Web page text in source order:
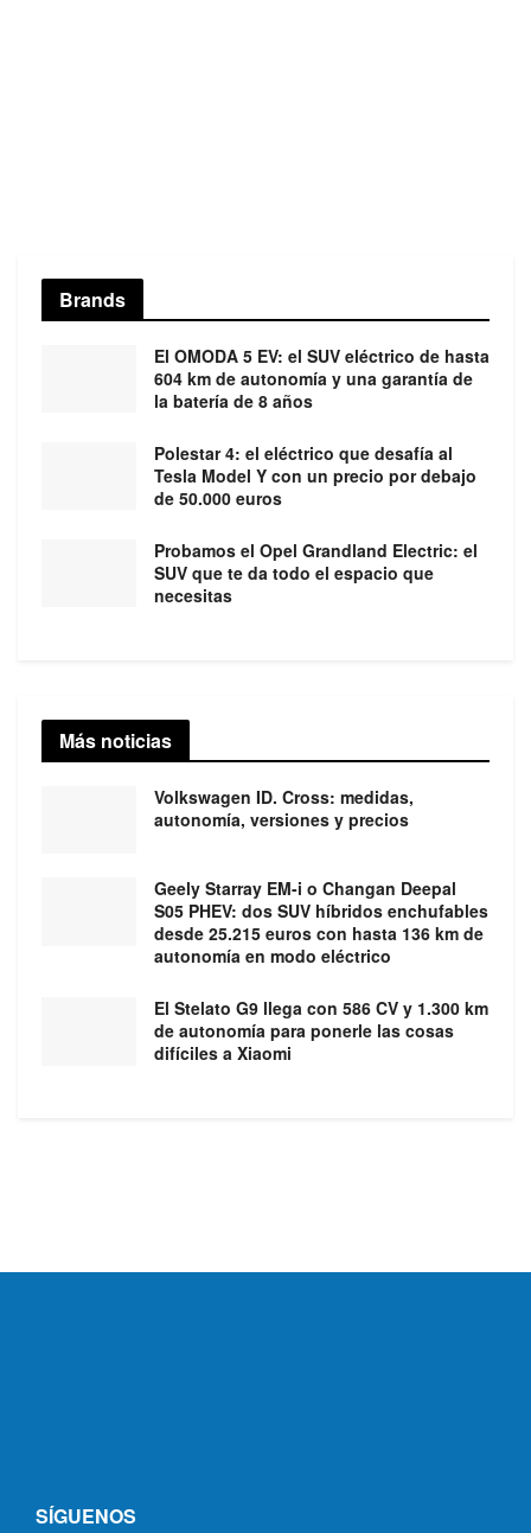
Brands
El OMODA 5 EV: el SUV eléctrico de hasta
604 km de autonomía y una garantía de
la batería de 8 años
Polestar 4: el eléctrico que desafía al
Tesla Model Y con un precio por debajo
de 50.000 euros
Probamos el Opel Grandland Electric: el
SUV que te da todo el espacio que
necesitas
Más noticias
Volkswagen ID. Cross: medidas,
autonomía, versiones y precios
Geely Starray EM-i o Changan Deepal
S05 PHEV: dos SUV híbridos enchufables
desde 25.215 euros con hasta 136 km de
autonomía en modo eléctrico
El Stelato G9 llega con 586 CV y 1.300 km
de autonomía para ponerle las cosas
difíciles a Xiaomi
SÍGUENOS